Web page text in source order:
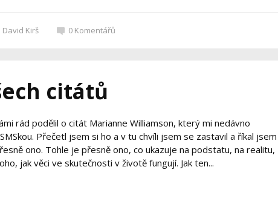
David Kirš 0 Komentářů
citátů
rád podělil o citát Marianne Williamson, který mi nedávno
Přečetl jsem si ho a v tu chvíli jsem se zastavil a říkal jsem
ono. Tohle je přesně ono, co ukazuje na podstatu, na realitu,
jak věci ve skutečnosti v životě fungují. Jak ten...